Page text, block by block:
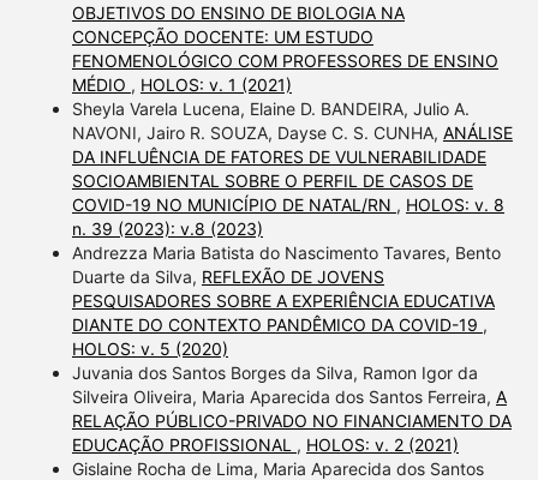
OBJETIVOS DO ENSINO DE BIOLOGIA NA
CONCEPÇÃO DOCENTE: UM ESTUDO
FENOMENOLÓGICO COM PROFESSORES DE ENSINO
MÉDIO , HOLOS: v. 1 (2021)
Sheyla Varela Lucena, Elaine D. BANDEIRA, Julio A.
NAVONI, Jairo R. SOUZA, Dayse C. S. CUNHA, ANÁLISE
DA INFLUÊNCIA DE FATORES DE VULNERABILIDADE
SOCIOAMBIENTAL SOBRE O PERFIL DE CASOS DE
COVID-19 NO MUNICÍPIO DE NATAL/RN , HOLOS: v. 8
n. 39 (2023): v.8 (2023)
Andrezza Maria Batista do Nascimento Tavares, Bento
Duarte da Silva, REFLEXÃO DE JOVENS
PESQUISADORES SOBRE A EXPERIÊNCIA EDUCATIVA
DIANTE DO CONTEXTO PANDÊMICO DA COVID-19 ,
HOLOS: v. 5 (2020)
Juvania dos Santos Borges da Silva, Ramon Igor da
Silveira Oliveira, Maria Aparecida dos Santos Ferreira, A
RELAÇÃO PÚBLICO-PRIVADO NO FINANCIAMENTO DA
EDUCAÇÃO PROFISSIONAL , HOLOS: v. 2 (2021)
Gislaine Rocha de Lima, Maria Aparecida dos Santos